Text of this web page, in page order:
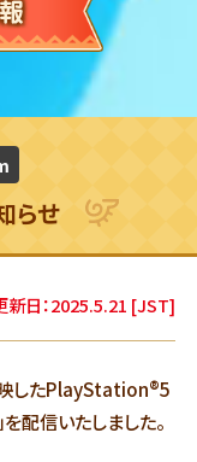
らせ
新日：2025.5.21 [JST]
映したPlayStation®5
配信いたしました。